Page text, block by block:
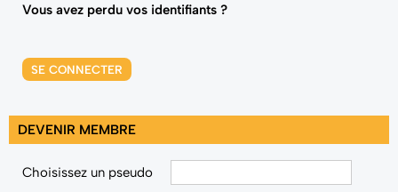
Vous avez perdu vos identifiants ?
SE CONNECTER
DEVENIR MEMBRE
Choisissez un pseudo